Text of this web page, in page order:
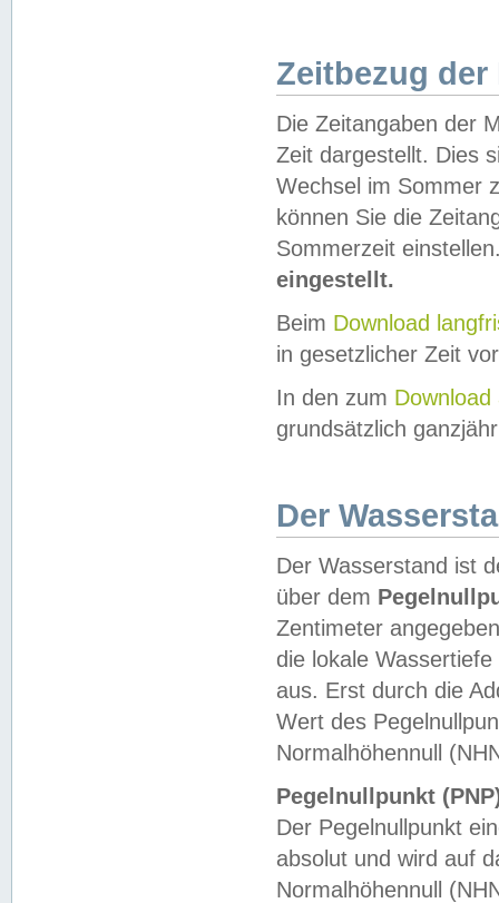
Zeitbezug der
Die Zeitangaben der
Zeit dargestellt. Dies
Wechsel im Sommer
können Sie die
Sommerzeit
eingestellt.
Beim Download
in gesetzlicher Zeit
In den zum Download
grundsätzlich
Der
Der Wasserstand ist
über dem
Zentimeter
die lokale
aus. Erst durch die
Wert des
Normalhöhennull
Pegelnullpunkt
Der Pegelnullpunkt
absolut und wird auf
Normalhöhennull